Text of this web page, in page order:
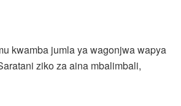
kwamba jumla ya wagonjwa wapya
ziko za aina mbalimbali,